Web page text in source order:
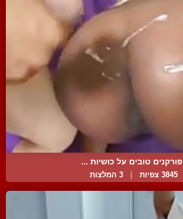
פורקנים טובים על כושיות ...
3845 צפיות 3 המלצות